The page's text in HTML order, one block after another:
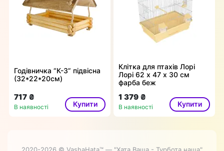
Годівничка “К-3” підвісна
(32*22*20см)
717 ₴
В наявності Купити
Клітка для птахів Лорі
Лорі 62 х 47 х 30 см
фарба беж
1 379 ₴
В наявності Купити